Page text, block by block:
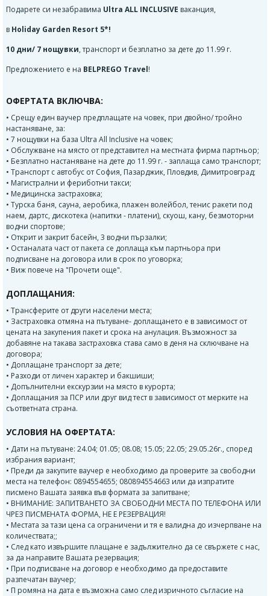
Подарете си незабравима Ultra ALL INCLUSIVE ваканция,
в Holiday Garden Resort 5*!
10 дни/ 7 нощувки, транспорт и безплатно за дете до 11.99 г.
Предложението е на BELPREGO Travel!
ОФЕРТАТА ВКЛЮЧВА:
• Срещу един ваучер предплащате на човек, при двойно/ тройно
настаняване, за:
• 7 нощувки на база Ultra All Inclusive на човек;
• Обслужване на място от представител на местната фирма партньор;
• Безплатно настаняване на дете до 11.99 г. - заплаща само транспорт;
• Транспорт с автобус от София, Пазарджик, Пловдив, Димитровград;
• Магистрални и фериботни такси;
• Медицинска застраховка;
• Турска баня, сауна, аеробика, плажен волейбол, тенис ракети под
наем, дартс, дискотека (напитки - платени), скуош, кану, безмоторни
водни спортове;
• Открит и закрит басейн, 3 водни пързалки;
• Останалата част от пакета се доплаща към партньора при
подписване на договора или в срок по уговорка;
• Виж повече на "Прочети още".
ДОПЛАЩАНИЯ:
• Трансферите от други населени места;
• Застраховка отмяна на пътуване- доплащането е в зависимост от
цената на закупения пакет и срока на анулация. Възможност за
добавяне на такава застраховка става само в деня на сключване на
договора;
• Доплащане транспорт за дете;
• Разходи от личен характер и бакшиши;
• Допълнителни екскурзии на място в курорта;
• Доплащания за ПСР или друг вид тест в зависимост от мерките на
съответната страна.
УСЛОВИЯ НА ОФЕРТАТА:
• Дати на пътуване: 24.04; 01.05; 08.08; 15.05; 22.05; 29.05.26г., според
избрания вариант;
• Преди да закупите ваучер е необходимо да проверите за свободни
места на телефон: 0894554655; 080894554663 или да изпратите
писмено Вашата заявка във формата за запитване;
• ВНИМАНИЕ: ЗАПИТВАНЕТО ЗА СВОБОДНИ МЕСТА ПО ТЕЛЕФОНА ИЛИ
ЧРЕЗ ПИСМЕНАТА ФОРМА, НЕ Е РЕЗЕРВАЦИЯ!
• Местата за тази цена са ограничени и тя е валидна до изчерпване на
количествата;;
• След като извършите плащане е задължително да се свържете с нас,
за да направите Вашата резервация;
• При подписване на договор е необходимо да предоставите
разпечатан ваучер;
• П ромяна на дата е възможна само след изричното съгласие на